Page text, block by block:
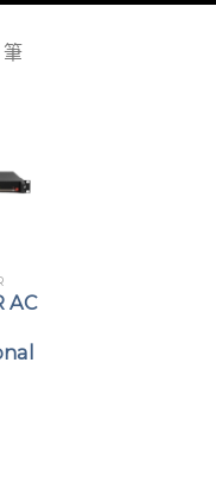
筆
AC